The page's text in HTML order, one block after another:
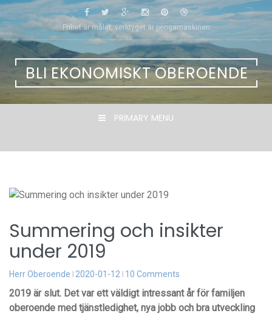
Skip
to
content
Frihet är målet, verktyget är pengamaskinen
BLI EKONOMISKT OBEROENDE
PRIMARY MENU
Summering och insikter
under 2019
Herr Oberoende 2020-01-12 10 Comments
2019 är slut. Det var ett väldigt intressant år för familjen
oberoende med tjänstledighet, nya jobb och bra utveckling